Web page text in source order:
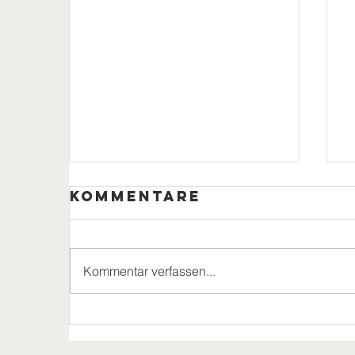
Moselwein,
Kommentare
Kommentar verfassen...